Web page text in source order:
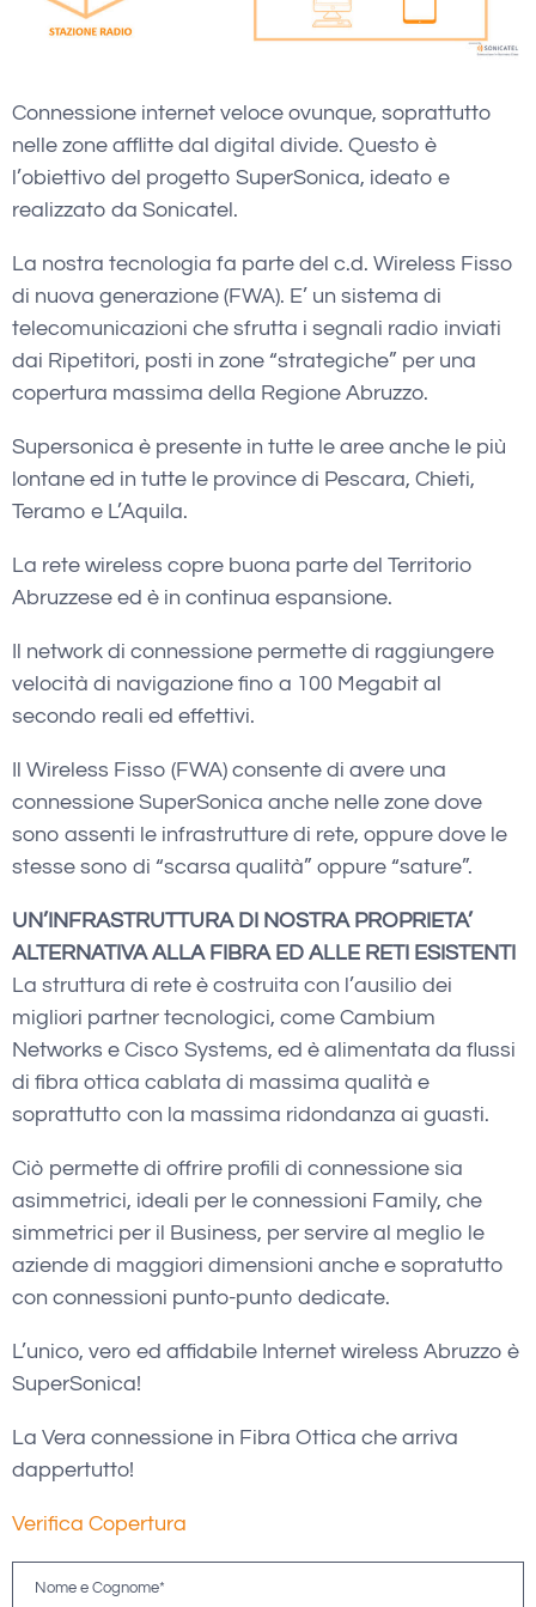
Connessione internet veloce ovunque, soprattutto
nelle zone afflitte dal digital divide. Questo è
l’obiettivo del progetto SuperSonica, ideato e
realizzato da Sonicatel.
La nostra tecnologia fa parte del c.d. Wireless Fisso
di nuova generazione (FWA). E’ un sistema di
telecomunicazioni che sfrutta i segnali radio inviati
dai Ripetitori, posti in zone “strategiche” per una
copertura massima della Regione Abruzzo.
Supersonica è presente in tutte le aree anche le più
lontane ed in tutte le province di Pescara, Chieti,
Teramo e L’Aquila.
La rete wireless copre buona parte del Territorio
Abruzzese ed è in continua espansione.
Il network di connessione permette di raggiungere
velocità di navigazione fino a 100 Megabit al
secondo reali ed effettivi.
Il Wireless Fisso (FWA) consente di avere una
connessione SuperSonica anche nelle zone dove
sono assenti le infrastrutture di rete, oppure dove le
stesse sono di “scarsa qualità” oppure “sature”.
UN’INFRASTRUTTURA DI NOSTRA PROPRIETA’
ALTERNATIVA ALLA FIBRA ED ALLE RETI ESISTENTI
La struttura di rete è costruita con l’ausilio dei
migliori partner tecnologici, come Cambium
Networks e Cisco Systems, ed è alimentata da flussi
di fibra ottica cablata di massima qualità e
soprattutto con la massima ridondanza ai guasti.
Ciò permette di offrire profili di connessione sia
asimmetrici, ideali per le connessioni Family, che
simmetrici per il Business, per servire al meglio le
aziende di maggiori dimensioni anche e sopratutto
con connessioni punto-punto dedicate.
L’unico, vero ed affidabile Internet wireless Abruzzo è
SuperSonica!
La Vera connessione in Fibra Ottica che arriva
dappertutto!
Verifica Copertura